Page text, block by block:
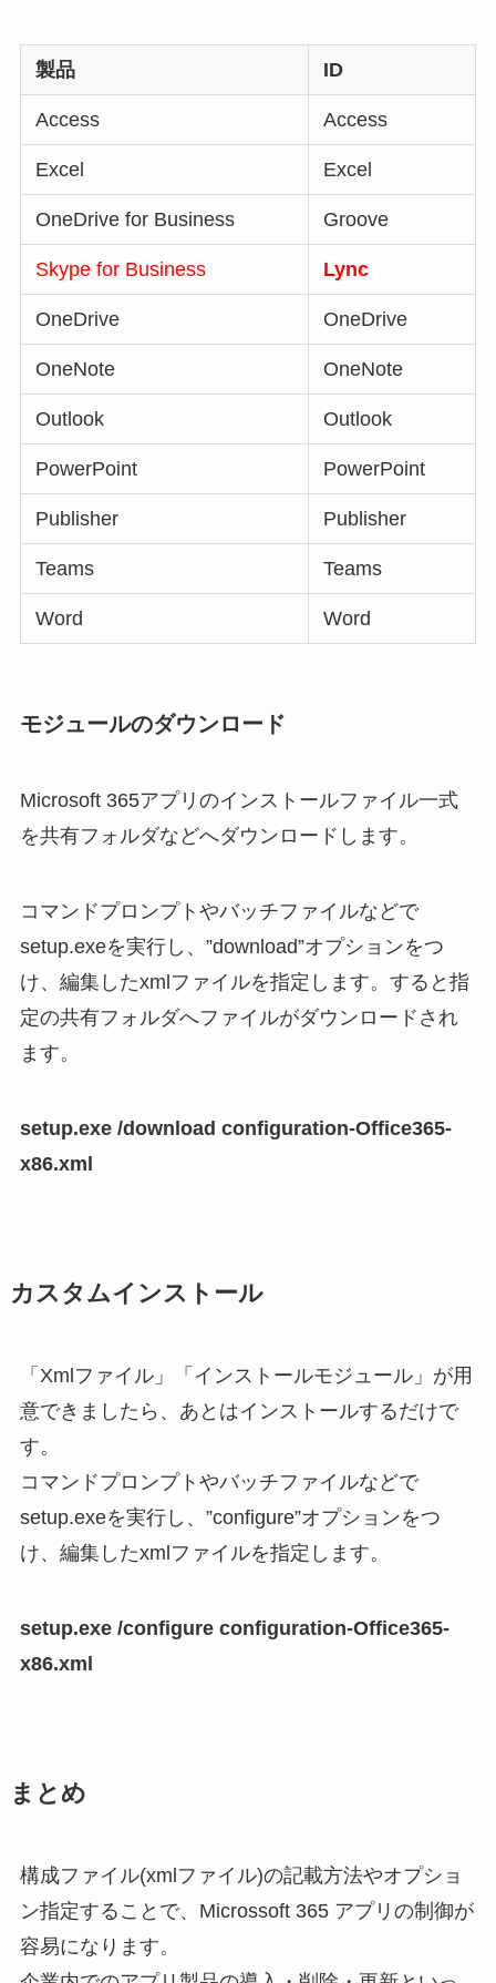
製品 ID
Access Access
Excel Excel
OneDrive for Business Groove
Skype for Business Lync
OneDrive OneDrive
OneNote OneNote
Outlook Outlook
PowerPoint PowerPoint
Publisher Publisher
Teams Teams
Word Word
モジュールのダウンロード
Microsoft 365アプリのインストールファイル一式
を共有フォルダなどへダウンロードします。
コマンドプロンプトやバッチファイルなどで
setup.exeを実行し、”download”オプションをつ
け、編集したxmlファイルを指定します。すると指
定の共有フォルダへファイルがダウンロードされ
ます。
setup.exe /download configuration-Office365-
x86.xml
カスタムインストール
「Xmlファイル」「インストールモジュール」が用
意できましたら、あとはインストールするだけで
す。
コマンドプロンプトやバッチファイルなどで
setup.exeを実行し、”configure”オプションをつ
け、編集したxmlファイルを指定します。
setup.exe /configure configuration-Office365-
x86.xml
まとめ
構成ファイル(xmlファイル)の記載方法やオプショ
ン指定することで、Microssoft 365 アプリの制御が
容易になります。